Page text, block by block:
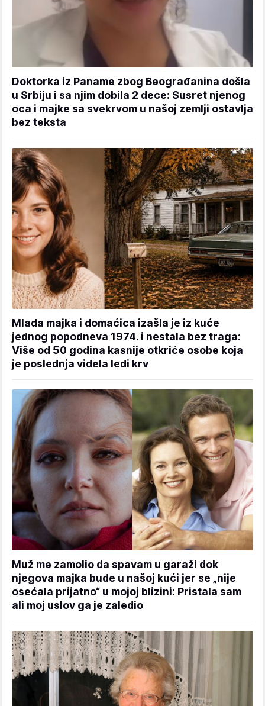
Doktorka iz Paname zbog Beograđanina došla
u Srbiju i sa njim dobila 2 dece: Susret njenog
oca i majke sa svekrvom u našoj zemlji ostavlja
bez teksta
Mlada majka i domaćica izašla je iz kuće
jednog popodneva 1974. i nestala bez traga:
Više od 50 godina kasnije otkriće osobe koja
je poslednja videla ledi krv
Muž me zamolio da spavam u garaži dok
njegova majka bude u našoj kući jer se „nije
osećala prijatno“ u mojoj blizini: Pristala sam
ali moj uslov ga je zaledio